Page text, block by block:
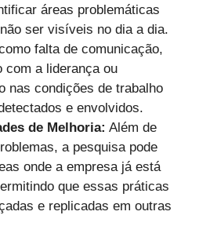
áreas problemáticas
ser visíveis no dia a dia.
falta de comunicação,
com a liderança ou
nas condições de trabalho
e envolvidos.
de Melhoria: Além de
a pesquisa pode
onde a empresa já está
que essas práticas
e replicadas em outras